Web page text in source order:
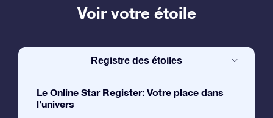
Voir votre étoile
Registre des étoiles
Le Online Star Register: Votre place dans
l’univers